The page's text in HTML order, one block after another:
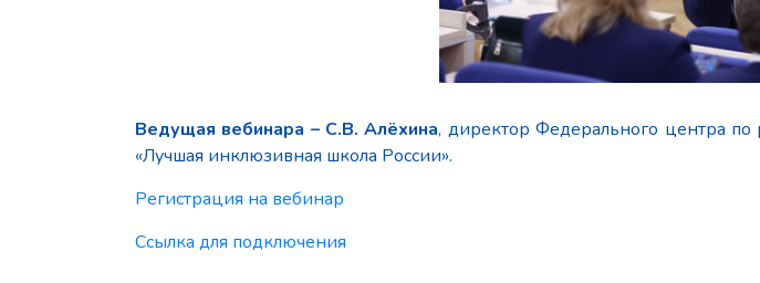
Ведущая вебинара – С.В. Алёхина, директор Федерального центра
«Лучшая инклюзивная школа России».
Регистрация на вебинар
Ссылка для подключения